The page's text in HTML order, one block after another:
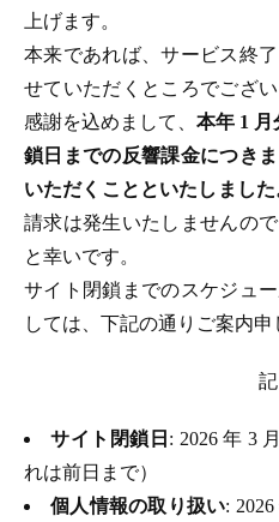
上げます。
本来であれば、サービス終
せていただくところでござ
感謝を込めまして、 本年 1 月
鎖日までの反響課金につき
いただくことといたしまし
請求は発生いたしませんの
と幸いです。
サイト閉鎖までのスケジュ
しては、下記の通りご案内申
記
サイト閉鎖日 : 2026 年 3
れは前日まで）
個人情報の取り扱い: